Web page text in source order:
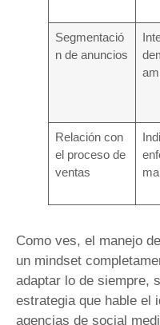
Segmentació
n de anuncios
Relación con
el proceso de
ventas
Como ves, el manejo
un mindset
adaptar lo de siempre,
estrategia que hable el
agencias de social